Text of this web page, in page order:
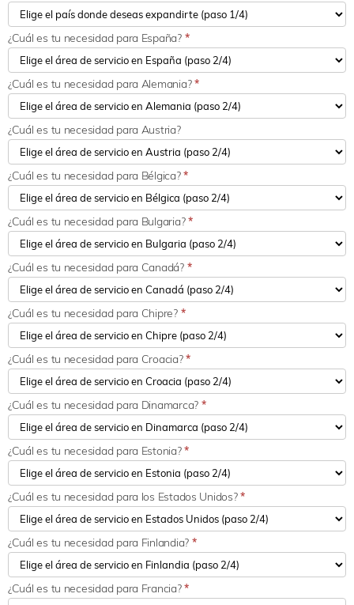
¿Cuál es tu necesidad para España? *
¿Cuál es tu necesidad para Alemania?*
¿Cuál es tu necesidad para Austria?
¿Cuál es tu necesidad para Bélgica?*
¿Cuál es tu necesidad para Bulgaria?*
¿Cuál es tu necesidad para Canadá? *
¿Cuál es tu necesidad para Chipre? *
¿Cuál es tu necesidad para Croacia?*
¿Cuál es tu necesidad para Dinamarca? *
¿Cuál es tu necesidad para Estonia?*
¿Cuál es tu necesidad para los Estados Unidos?*
¿Cuál es tu necesidad para Finlandia? *
¿Cuál es tu necesidad para Francia?*